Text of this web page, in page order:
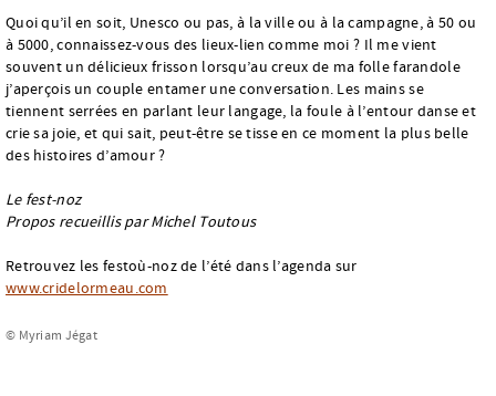
Quoi qu’il en soit, Unesco ou pas, à la ville ou à la campagne, à 50 ou
à 5000, connaissez-vous des lieux-lien comme moi ? Il me vient
souvent un délicieux frisson lorsqu’au creux de ma folle farandole
j’aperçois un couple entamer une conversation. Les mains se
tiennent serrées en parlant leur langage, la foule à l’entour danse et
crie sa joie, et qui sait, peut-être se tisse en ce moment la plus belle
des histoires d’amour ?
Le fest-noz
Propos recueillis par Michel Toutous
Retrouvez les festoù-noz de l’été dans l’agenda sur
www.cridelormeau.com
© Myriam Jégat